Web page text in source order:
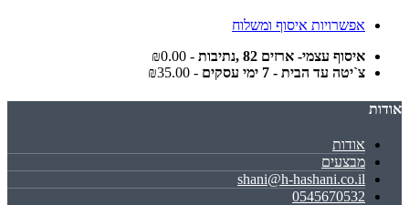
אפשרויות איסוף ומשלוח
איסוף עצמי- ארזים 82 ,נתיבות
- ₪0.00
צ`יטה עד הבית - 7 ימי עסקים
- ₪35.00
אודות
אודות
מבצעים
shani@h-hashani.co.il
0545670532